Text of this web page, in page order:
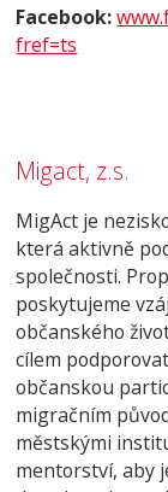
Facebook:
fref=ts
Migact, z.s.
MigAct je
která aktivně
společnosti.
poskytujeme
občanského
cílem
občanskou
migračním
městskými
mentorství, aby